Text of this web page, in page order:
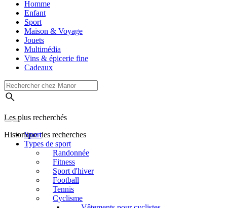
Homme
Enfant
Sport
Maison & Voyage
Jouets
Multimédia
Vins & épicerie fine
Cadeaux
Les plus recherchés
Historique des recherches
Sport
Types de sport
Randonnée
Fitness
Sport d'hiver
Football
Tennis
Cyclisme